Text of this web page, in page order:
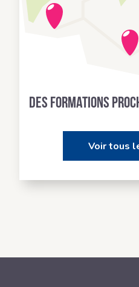
Des formations
Voir tous